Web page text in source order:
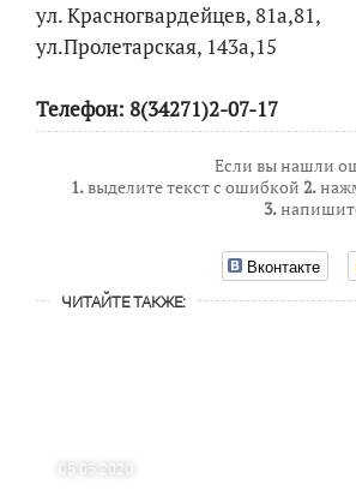
ул. Красногвардейцев, 81а,81,
ул.Пролетарская, 143а,15
Телефон: 8(34271)2-07-17
Если вы нашли
1.выделите текст с ошибкой 2.
3.
Вконтакте
ЧИТАЙТЕ ТАКЖЕ:
05.05.2020